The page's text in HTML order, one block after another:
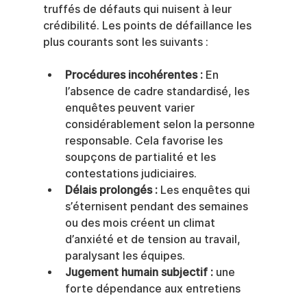
truffés de défauts qui nuisent à leur
crédibilité. Les points de défaillance les
plus courants sont les suivants :
Procédures incohérentes : En
l’absence de cadre standardisé, les
enquêtes peuvent varier
considérablement selon la personne
responsable. Cela favorise les
soupçons de partialité et les
contestations judiciaires.
Délais prolongés : Les enquêtes qui
s’éternisent pendant des semaines
ou des mois créent un climat
d’anxiété et de tension au travail,
paralysant les équipes.
Jugement humain subjectif : une
forte dépendance aux entretiens